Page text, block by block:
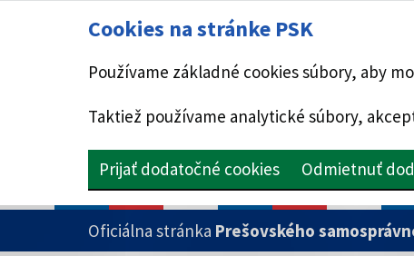
Cookies na stránke PSK
Používame základné cookies súbory, aby
Taktiež používame analytické súbory,
Prijať dodatočné cookies Odmietnuť
PRESKOČIŤ NA HLAVNÝ OBSAH
Oficiálna stránka Prešovského